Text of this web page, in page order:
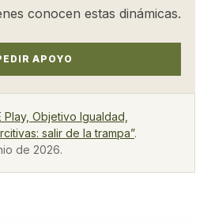
conocen estas dinámicas.
APOYO
Play, Objetivo Igualdad,
salir de la trampa”.
de 2026.